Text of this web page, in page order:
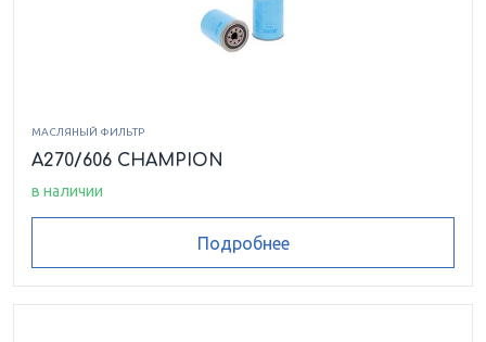
МАСЛЯНЫЙ ФИЛЬТР
A270/606 CHAMPION
в наличии
Подробнее